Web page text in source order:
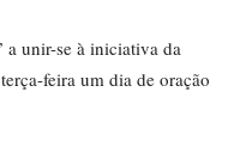
a unir-se à iniciativa da
feira um dia de oração